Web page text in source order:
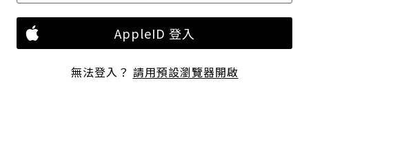
AppleID 登入
無法登入？ 請用預設瀏覽器開啟